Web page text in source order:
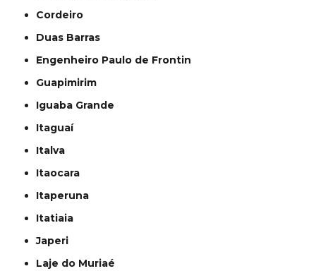
Cordeiro
Duas Barras
Engenheiro Paulo de Frontin
Guapimirim
Iguaba Grande
Itaguaí
Italva
Itaocara
Itaperuna
Itatiaia
Japeri
Laje do Muriaé